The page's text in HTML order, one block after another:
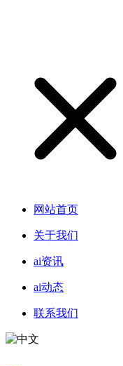
网站首页
关于我们
ai资讯
ai动态
联系我们